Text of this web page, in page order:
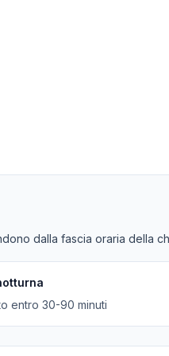
dalla fascia oraria della
entro 30-90 minuti